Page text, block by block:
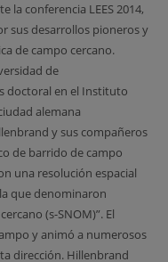
la conferencia LEES 2014,
sus desarrollos pioneros y
de campo cercano.
de
doctoral en el Instituto
alemana
y sus compañeros
de barrido de campo
una resolución espacial
que denominaron
(s-SNOM)”. El
y animó a numerosos
dirección. Hillenbrand